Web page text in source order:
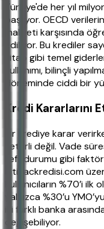
Türkiye'de her yıl
başlıyor. OECD
maliyeti karşısında
ediliyor. Bu krediler
kitap gibi temel
kullanımı, bilinçli
döneminde ciddi bir
Kredi Kararlarını
Bir krediye karar
yeterli değil. Vade
kefil durumu gibi
ihtiyackredisi.com
kullanıcıların %70’i
yalnızca %30’u
iki farklı banka
değişebiliyor.